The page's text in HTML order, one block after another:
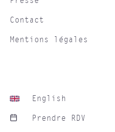
Contact
Mentions légales
English
Prendre RDV